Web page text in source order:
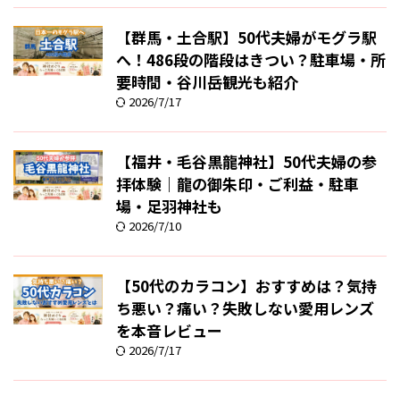
【群馬・土合駅】50代夫婦がモグラ駅
へ！486段の階段はきつい？駐車場・所
要時間・谷川岳観光も紹介
2026/7/17
【福井・毛谷黒龍神社】50代夫婦の参
拝体験｜龍の御朱印・ご利益・駐車
場・足羽神社も
2026/7/10
【50代のカラコン】おすすめは？気持
ち悪い？痛い？失敗しない愛用レンズ
を本音レビュー
2026/7/17